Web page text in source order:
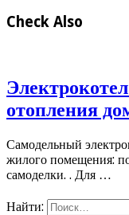
Check Also
отопления
Самодельный
жилого помещения:
самоделки. . Для …
Найти: